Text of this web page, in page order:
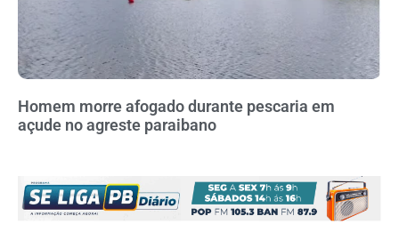
Homem morre afogado durante pescaria em
açude no agreste paraibano